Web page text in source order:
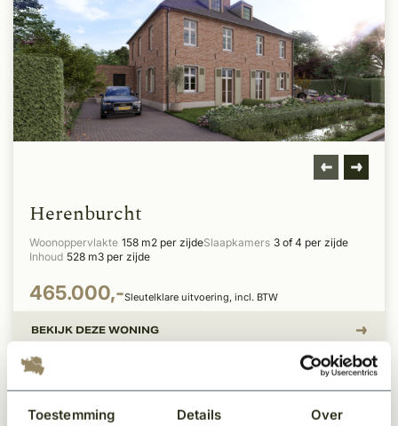
Toestemming Details Over
Herenburcht
Woonoppervlakte 158 m2 per zijdeSlaapkamers 3 of 4 per zijde
Inhoud 528 m3 per zijde
465.000,-Sleutelklare uitvoering, incl. BTW
BEKIJK DEZE WONING